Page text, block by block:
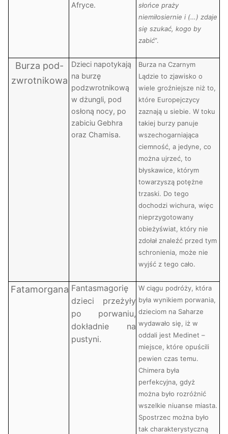
Afryce.
słońce praży
niemiłosiernie i (…) zdaje
się szukać, kogo by
zabić”.
Burza pod-
zwrotnikowa
Dzieci napotykają
na burzę
podzwrotnikową
w dżungli, pod
osłoną nocy, po
zabiciu Gebhra
oraz Chamisa.
Burza na Czarnym
Lądzie to zjawisko o
wiele groźniejsze niż to,
które Europejczycy
zaznają u siebie. W toku
takiej burzy panuje
wszechogarniająca
ciemność, a jedyne, co
można ujrzeć, to
błyskawice, którym
towarzyszą potężne
trzaski. Do tego
dochodzi wichura, więc
nieprzygotowany
obieżyświat, który nie
zdołał znaleźć przed tym
schronienia, może nie
wyjść z tego cało.
Fatamorgana Fantasmagorię
dzieci przeżyły
po porwaniu,
dokładnie na
pustyni.
W ciągu podróży, która
była wynikiem porwania,
dzieciom na Saharze
wydawało się, iż w
oddali jest Medinet –
miejsce, które opuścili
pewien czas temu.
Chimera była
perfekcyjna, gdyż
można było rozróżnić
wszelkie niuanse miasta.
Spostrzec można było
tak charakterystyczną